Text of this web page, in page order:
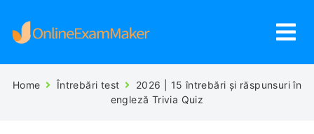
Home Întrebări test
2026 | 15 întrebări și răspunsuri în
engleză Trivia Quiz